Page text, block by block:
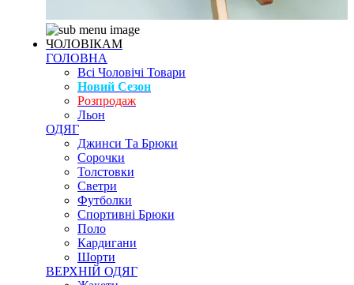
ЧОЛОВІКАМ
ГОЛОВНА
Всі Чоловічі Товари
Новий Сезон
Розпродаж
Льон
ОДЯГ
Джинси Та Брюки
Сорочки
Толстовки
Светри
Футболки
Спортивні Брюки
Поло
Кардигани
Шорти
ВЕРХНІЙ ОДЯГ